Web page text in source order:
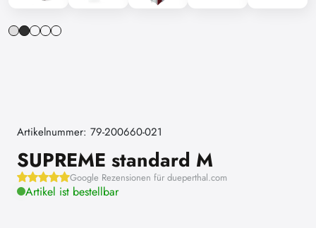
Artikelnummer: 79-200660-021
SUPREME standard M
Google Rezensionen für dueperthal.com
Artikel ist bestellbar